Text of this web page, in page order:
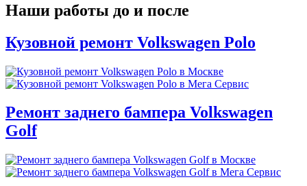
Наши работы до и после
Кузовной ремонт Volkswagen Polo
Ремонт заднего бампера Volkswagen
Golf